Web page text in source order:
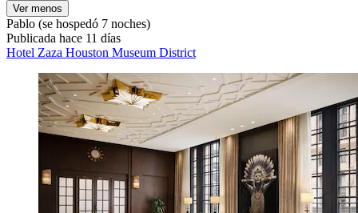
Ver menos
Pablo (se hospedó 7 noches)
Publicada hace 11 días
Hotel Zaza Houston Museum District